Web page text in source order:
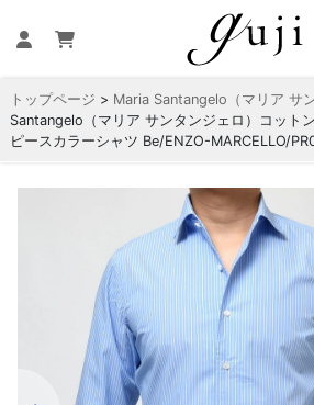
トップページ > Maria Santangelo（マリア サ
Santangelo（マリア サンタンジェロ）コット
ピースカラーシャツ Be/ENZO-MARCELLO/